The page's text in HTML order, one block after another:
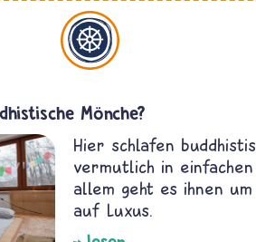
Mönche?
Hier schlafen
vermutlich in
allem geht es ihnen
auf Luxus.